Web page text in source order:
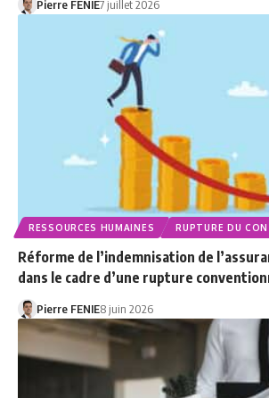
Pierre FENIE7 juillet 2026
RESSOURCES HUMAINES RUPTURE DU
Réforme de l’indemnisation de
dans le cadre d’une rupture
Pierre FENIE8 juin 2026